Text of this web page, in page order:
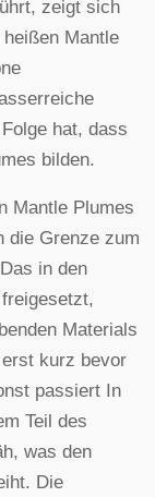
zeigt sich
Mantle
hat, dass
bilden.
Mantle Plumes
die Grenze zum
in den
Materials
kurz bevor
passiert In
Teil des
was den
Die